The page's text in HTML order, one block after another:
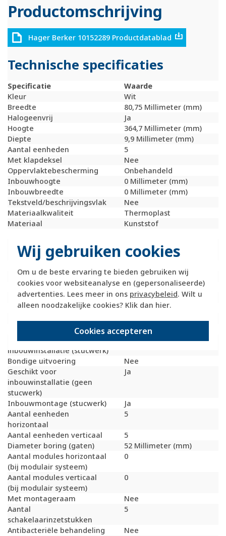
Wij gebruiken cookies
Om u de beste ervaring te bieden gebruiken wij
cookies voor websiteanalyse en (gepersonaliseerde)
advertenties. Lees meer in ons privacybeleid. Wilt u
alleen noodzakelijke cookies? Klik dan hier.
Cookies accepteren
Productomschrijving
Hager Berker 10152289 Productdatablad
Technische specificaties
Specificatie
Waarde
Kleur
Wit
Breedte
80,75 Millimeter (mm)
Halogeenvrij
Ja
Hoogte
364,7 Millimeter (mm)
Diepte
9,9 Millimeter (mm)
Aantal eenheden
5
Met klapdeksel
Nee
Oppervlaktebescherming
Onbehandeld
Inbouwhoogte
0 Millimeter (mm)
Inbouwbreedte
0 Millimeter (mm)
Tekstveld/beschrijvingsvlak
Nee
Materiaalkwaliteit
Thermoplast
Materiaal
Kunststof
Montagerichting
Horizontaal en
verticaal
Slagvastheid
IK05
Beschermingsgraad (IP)
IP20
Geschikt voor vloerpot
Nee
Transparant
Nee
Uitvoering oppervlakte
Glanzend
Geschikt voor wandgoot
Ja
Geschikt voor
inbouwinstallatie (stucwerk)
Ja
Bondige uitvoering
Nee
Geschikt voor
inbouwinstallatie (geen
stucwerk)
Ja
Inbouwmontage (stucwerk)
Ja
Aantal eenheden
horizontaal
5
Aantal eenheden verticaal
5
Diameter boring (gaten)
52 Millimeter (mm)
Aantal modules horizontaal
(bij modulair systeem)
0
Aantal modules verticaal
(bij modulair systeem)
0
Met montageraam
Nee
Aantal
schakelaarinzetstukken
5
Antibacteriële behandeling Nee